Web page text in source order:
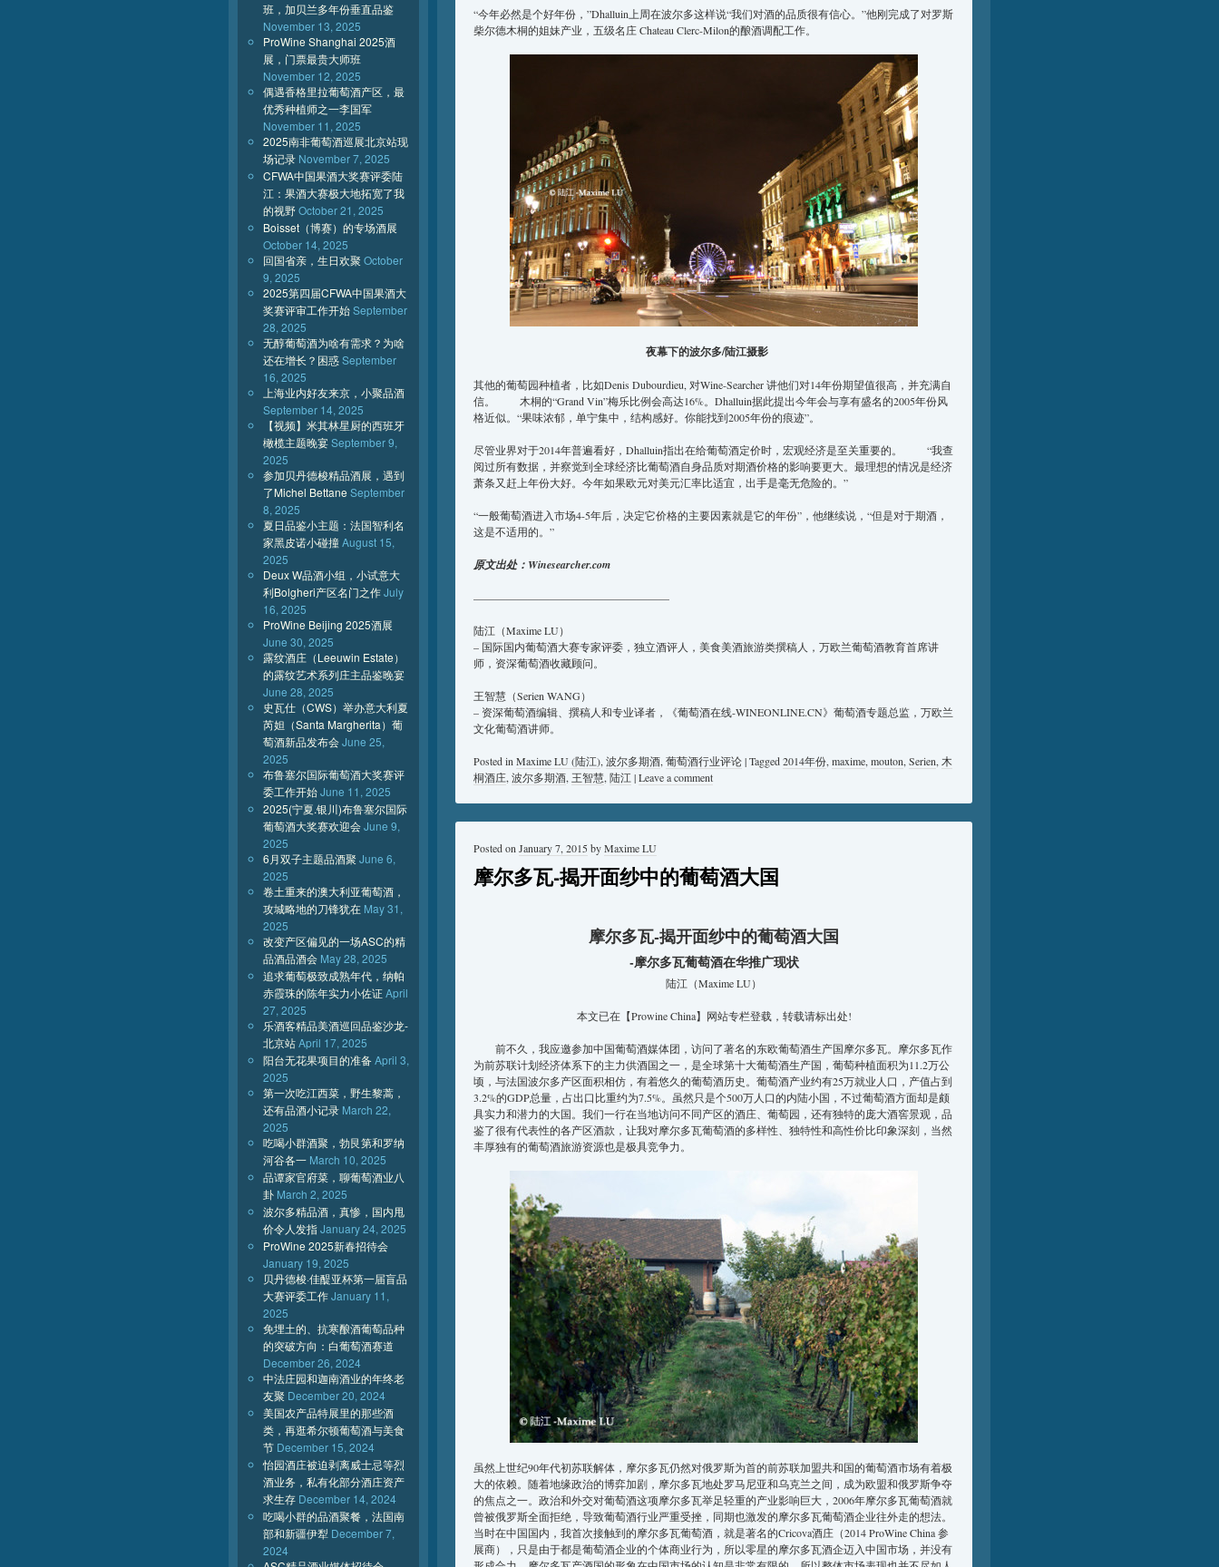
“今年必然是个好年份，”Dhalluin上周在波尔多这样说“我们对酒的品质很有信心。”他刚完成了对罗斯
柴尔德木桐的姐妹产业，五级名庄 Chateau Clerc-Milon的酿酒调配工作。
夜幕下的波尔多/陆江摄影
其他的葡萄园种植者，比如Denis Dubourdieu, 对Wine-Searcher 讲他们对14年份期望值很高，并充满自
信。 木桐的“Grand Vin”梅乐比例会高达16%。Dhalluin据此提出今年会与享有盛名的2005年份风
格近似。“果味浓郁，单宁集中，结构感好。你能找到2005年份的痕迹”。
尽管业界对于2014年普遍看好，Dhalluin指出在给葡萄酒定价时，宏观经济是至关重要的。 “我查
阅过所有数据，并察觉到全球经济比葡萄酒自身品质对期酒价格的影响要更大。最理想的情况是经济
萧条又赶上年份大好。今年如果欧元对美元汇率比适宜，出手是毫无危险的。”
“一般葡萄酒进入市场4-5年后，决定它价格的主要因素就是它的年份”，他继续说，“但是对于期酒，
这是不适用的。”
原文出处：Winesearcher.com
——————————————————
陆江（Maxime LU）
– 国际国内葡萄酒大赛专家评委，独立酒评人，美食美酒旅游类撰稿人，万欧兰葡萄酒教育首席讲
师，资深葡萄酒收藏顾问。
王智慧（Serien WANG）
– 资深葡萄酒编辑、撰稿人和专业译者，《葡萄酒在线-WINEONLINE.CN》葡萄酒专题总监，万欧兰
文化葡萄酒讲师。
Posted in Maxime LU (陆江), 波尔多期酒, 葡萄酒行业评论|Tagged2014年份, maxime, mouton, Serien, 木
桐酒庄, 波尔多期酒, 王智慧, 陆江 |Leave a comment
摩尔多瓦-揭开面纱中的葡萄酒大国
Posted on January 7, 2015byMaxime LU
摩尔多瓦-揭开面纱中的葡萄酒大国
-摩尔多瓦葡萄酒在华推广现状
陆江（Maxime LU）
本文已在【Prowine China】网站专栏登载，转载请标出处!
前不久，我应邀参加中国葡萄酒媒体团，访问了著名的东欧葡萄酒生产国摩尔多瓦。摩尔多瓦作
为前苏联计划经济体系下的主力供酒国之一，是全球第十大葡萄酒生产国，葡萄种植面积为11.2万公
顷，与法国波尔多产区面积相仿，有着悠久的葡萄酒历史。葡萄酒产业约有25万就业人口，产值占到
3.2%的GDP总量，占出口比重约为7.5%。虽然只是个500万人口的内陆小国，不过葡萄酒方面却是颇
具实力和潜力的大国。我们一行在当地访问不同产区的酒庄、葡萄园，还有独特的庞大酒窖景观，品
鉴了很有代表性的各产区酒款，让我对摩尔多瓦葡萄酒的多样性、独特性和高性价比印象深刻，当然
丰厚独有的葡萄酒旅游资源也是极具竞争力。
虽然上世纪90年代初苏联解体，摩尔多瓦仍然对俄罗斯为首的前苏联加盟共和国的葡萄酒市场有着极
大的依赖。随着地缘政治的博弈加剧，摩尔多瓦地处罗马尼亚和乌克兰之间，成为欧盟和俄罗斯争夺
的焦点之一。政治和外交对葡萄酒这项摩尔多瓦举足轻重的产业影响巨大，2006年摩尔多瓦葡萄酒就
曾被俄罗斯全面拒绝，导致葡萄酒行业严重受挫，同期也激发的摩尔多瓦葡萄酒企业往外走的想法。
当时在中国国内，我首次接触到的摩尔多瓦葡萄酒，就是著名的Cricova酒庄（2014 ProWine China 参
展商），只是由于都是葡萄酒企业的个体商业行为，所以零星的摩尔多瓦酒企迈入中国市场，并没有
班，加贝兰多年份垂直品鉴
November 13, 2025
ProWine Shanghai 2025酒
展，门票最贵大师班
November 12, 2025
偶遇香格里拉葡萄酒产区，最
优秀种植师之一李国军
November 11, 2025
2025南非葡萄酒巡展北京站现
场记录 November 7, 2025
CFWA中国果酒大奖赛评委陆
江：果酒大赛极大地拓宽了我
的视野October 21, 2025
Boisset（博赛）的专场酒展
October 14, 2025
回国省亲，生日欢聚 October
9, 2025
2025第四届CFWA中国果酒大
奖赛评审工作开始September
28, 2025
无醇葡萄酒为啥有需求？为啥
还在增长？困惑September
16, 2025
上海业内好友来京，小聚品酒
September 14, 2025
【视频】米其林星厨的西班牙
橄榄主题晚宴September 9,
2025
参加贝丹德梭精品酒展，遇到
了Michel Bettane September
8, 2025
夏日品鉴小主题：法国智利名
家黑皮诺小碰撞August 15,
2025
Deux W品酒小组，小试意大
利Bolgheri产区名门之作July
16, 2025
ProWine Beijing 2025酒展
June 30, 2025
露纹酒庄（Leeuwin Estate）
的露纹艺术系列庄主品鉴晚宴
June 28, 2025
史瓦仕（CWS）举办意大利夏
芮妲（Santa Margherita）葡
萄酒新品发布会June 25,
2025
布鲁塞尔国际葡萄酒大奖赛评
委工作开始June 11, 2025
2025(宁夏.银川)布鲁塞尔国际
葡萄酒大奖赛欢迎会June 9,
2025
6月双子主题品酒聚 June 6,
2025
卷土重来的澳大利亚葡萄酒，
攻城略地的刀锋犹在 May 31,
2025
改变产区偏见的一场ASC的精
品酒品酒会 May 28, 2025
追求葡萄极致成熟年代，纳帕
赤霞珠的陈年实力小佐证April
27, 2025
乐酒客精品美酒巡回品鉴沙龙-
北京站April 17, 2025
阳台无花果项目的准备April 3,
2025
第一次吃江西菜，野生黎蒿，
还有品酒小记录 March 22,
2025
吃喝小群酒聚，勃艮第和罗纳
河谷各一 March 10, 2025
品谭家官府菜，聊葡萄酒业八
卦 March 2, 2025
波尔多精品酒，真惨，国内甩
价令人发指January 24, 2025
ProWine 2025新春招待会
January 19, 2025
贝丹德梭·佳醍亚杯第一届盲品
大赛评委工作January 11,
2025
免埋土的、抗寒酿酒葡萄品种
的突破方向：白葡萄酒赛道
December 26, 2024
中法庄园和迦南酒业的年终老
友聚 December 20, 2024
美国农产品特展里的那些酒
类，再逛希尔顿葡萄酒与美食
节 December 15, 2024
怡园酒庄被迫剥离威士忌等烈
酒业务，私有化部分酒庄资产
求生存 December 14, 2024
吃喝小群的品酒聚餐，法国南
部和新疆伊犁 December 7,
2024